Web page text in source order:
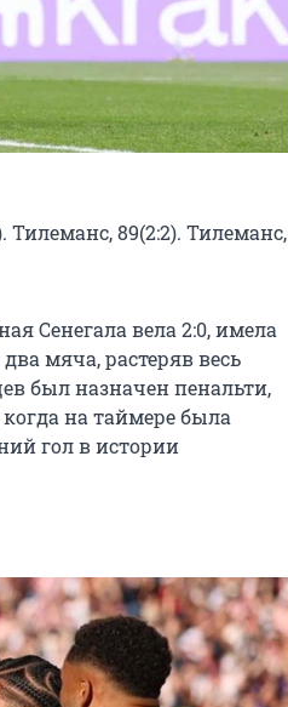
Тилеманс, 89(2:2). Тилеманс,
Сенегала вела 2:0, имела
мяча, растеряв весь
был назначен пенальти,
на таймере была
гол в истории